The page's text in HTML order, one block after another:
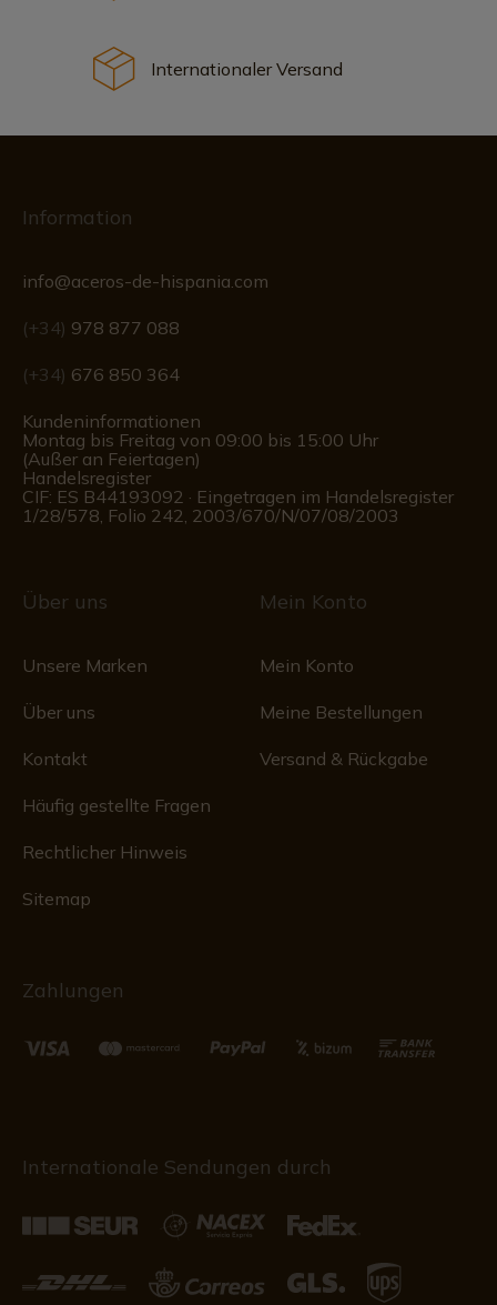
Internationaler Versand
Information
info@aceros-de-hispania.com
(+34) 978 877 088
(+34) 676 850 364
Kundeninformationen
Montag bis Freitag von 09:00 bis 15:00 Uhr
(Außer an Feiertagen)
Handelsregister
CIF: ES B44193092 · Eingetragen im Handelsregister
1/28/578, Folio 242, 2003/670/N/07/08/2003
Über uns
Unsere Marken
Über uns
Kontakt
Häufig gestellte Fragen
Rechtlicher Hinweis
Sitemap
Mein Konto
Mein Konto
Meine Bestellungen
Versand & Rückgabe
Zahlungen
Internationale Sendungen durch